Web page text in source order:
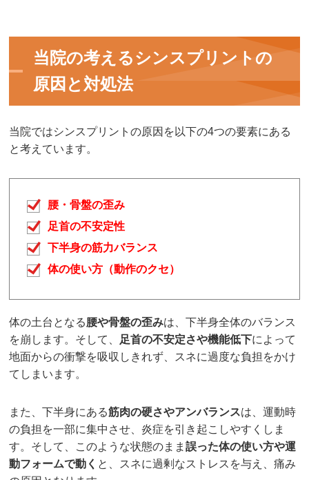
当院の考えるシンスプリントの
原因と対処法
当院ではシンスプリントの原因を以下の4つの要素にある
と考えています。
腰・骨盤の歪み
足首の不安定性
下半身の筋力バランス
体の使い方（動作のクセ）
体の土台となる腰や骨盤の歪みは、下半身全体のバランス
を崩します。そして、 足首の不安定さや機能低下によって
地面からの衝撃を吸収しきれず、スネに過度な負担をかけ
てしまいます。
また、下半身にある筋肉の硬さやアンバランスは、運動時
の負担を一部に集中させ、炎症を引き起こしやすくしま
す。そして、このような状態のまま誤った体の使い方や運
動フォームで動く と、スネに過剰なストレスを与え、痛み